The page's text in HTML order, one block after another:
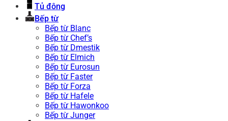
Tủ đông
Bếp từ
Bếp từ Blanc
Bếp từ Chef’s
Bếp từ Dmestik
Bếp từ Elmich
Bếp từ Eurosun
Bếp từ Faster
Bếp từ Forza
Bếp từ Hafele
Bếp từ Hawonkoo
Bếp từ Junger